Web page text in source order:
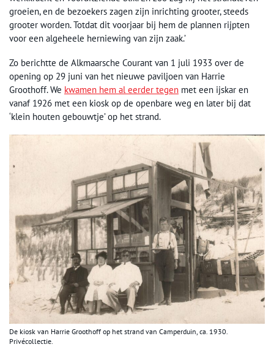
groeien, en de bezoekers zagen zijn inrichting grooter, steeds
grooter worden. Totdat dit voorjaar bij hem de plannen rijpten
voor een algeheele herniewing van zijn zaak.’
Zo berichtte de Alkmaarsche Courant van 1 juli 1933 over de
opening op 29 juni van het nieuwe paviljoen van Harrie
Groothoff. We kwamen hem al eerder tegen met een ijskar en
vanaf 1926 met een kiosk op de openbare weg en later bij dat
‘klein houten gebouwtje’ op het strand.
De kiosk van Harrie Groothoff op het strand van Camperduin, ca. 1930.
Privécollectie.